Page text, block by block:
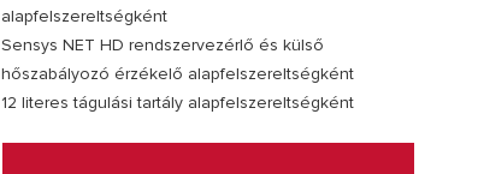
LÁTOGATÁS
alapfelszereltségként
Sensys NET HD rendszervezérlő és külső
hőszabályozó érzékelő alapfelszereltségként
12 literes tágulási tartály alapfelszereltségként